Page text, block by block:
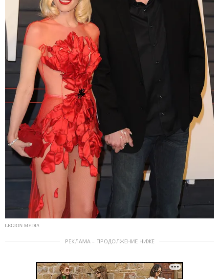
LEGION-MEDIA
РЕКЛАМА – ПРОДОЛЖЕНИЕ НИЖЕ